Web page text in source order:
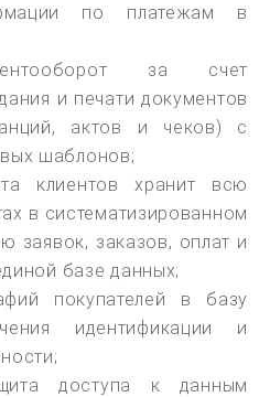
по платежам в
за счет
и печати документов
актов и чеков) с
шаблонов;
клиентов хранит всю
в систематизированном
заявок, заказов, оплат и
базе данных;
покупателей в базу
идентификации и
доступа к данным